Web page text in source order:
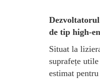
de tip high-
Situat la
suprafețe
estimat